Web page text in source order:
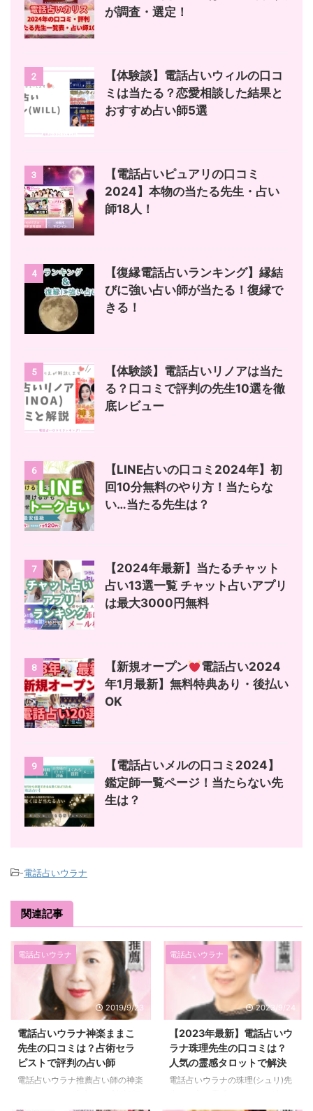
が調査・選定！
2
【体験談】電話占いウィルの口コ
ミは当たる？恋愛相談した結果と
おすすめ占い師5選
3
【電話占いピュアリの口コミ
2024】本物の当たる先生・占い
師18人！
4
【復縁電話占いランキング】縁結
びに強い占い師が当たる！復縁で
きる！
5
【体験談】電話占いリノアは当た
る？口コミで評判の先生10選を徹
底レビュー
6
【LINE占いの口コミ2024年】初
回10分無料のやり方！当たらな
い…当たる先生は？
7
【2024年最新】当たるチャット
占い13選一覧 チャット占いアプリ
は最大3000円無料
8 【新規オープン
電話占い2024
年1月最新】無料特典あり・後払い
OK
9
【電話占いメルの口コミ2024】
鑑定師一覧ページ！当たらない先
生は？
-電話占いウラナ
関連記事
電話占いウラナ
2019/9/23
電話占いウラナ神楽ままこ
先生の口コミは？占術セラ
ピストで評判の占い師
電話占いウラナ推薦占い師の神楽
600件を超えで、セラピストとし
電話占いウラナ
2023/9/24
【2023年最新】電話占いウ
ラナ珠理先生の口コミは？
人気の霊感タロットで解決
電話占いウラナの珠理(シュリ)先
ング、レイキ オラクルカードな